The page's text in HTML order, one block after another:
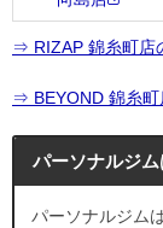
⇒ RIZAP 錦糸町店
⇒ BEYOND 錦糸町
パーソナルジ
パーソナルジム